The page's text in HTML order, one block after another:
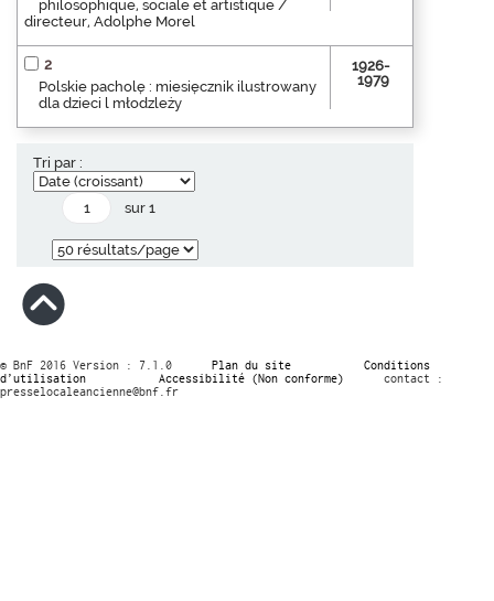
philosophique, sociale et artistique /
directeur, Adolphe Morel
2
Polskie pacholę : miesięcznik ilustrowany
dla dzieci l młodzleży
1926-
1979
Tri par :
sur 1
© BnF 2016 Version : 7.1.0 Plan du site
Conditions
d’utilisation
Accessibilité (Non conforme)
contact :
presselocaleancienne@bnf.fr